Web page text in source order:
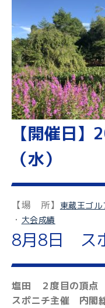
【開催日
（水）
【場 所】 東蔵王ゴル
・ 大会成績
8月8日 ス
塩田 ２度目の頂点
スポニチ主催 内閣